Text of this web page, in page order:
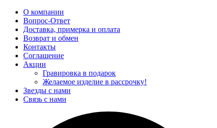
О компании
Вопрос-Ответ
Доставка, примерка и оплата
Возврат и обмен
Контакты
Соглашение
Акции
Гравировка в подарок
Желаемое изделие в рассрочку!
Звезды с нами
Связь с нами